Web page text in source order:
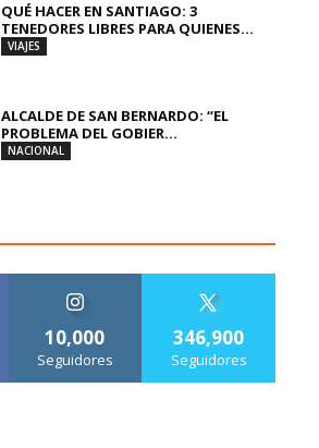
QUÉ HACER EN SANTIAGO: 3
TENEDORES LIBRES PARA QUIENES...
VIAJES
ALCALDE DE SAN BERNARDO: “EL
PROBLEMA DEL GOBIER...
NACIONAL
10,000
Seguidores
346,900
Seguidores